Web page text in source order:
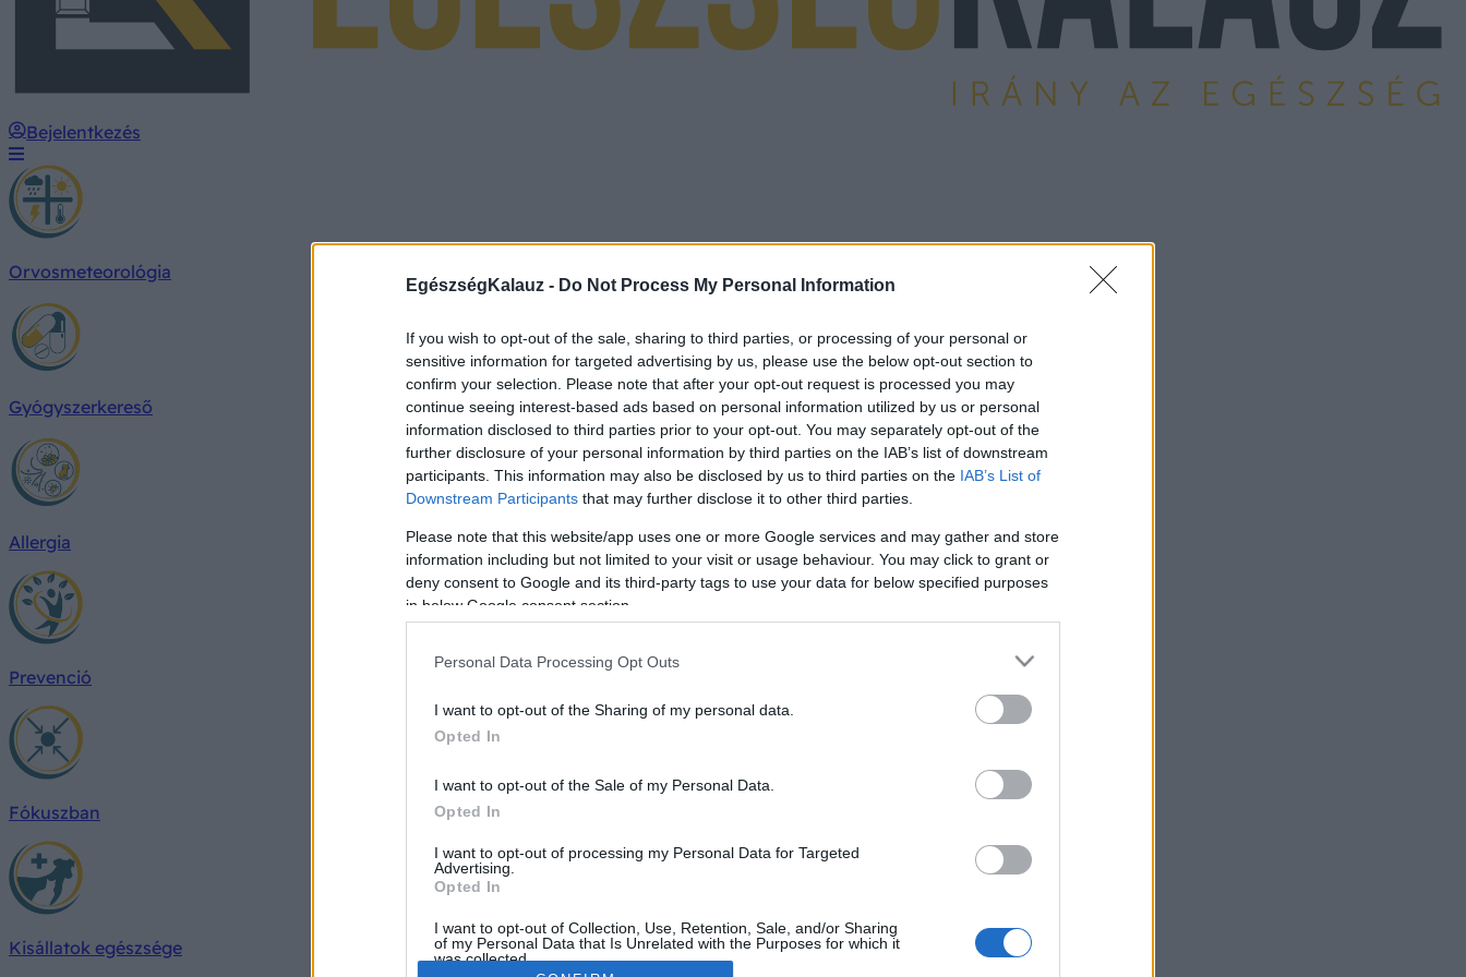
EgészségKalauz - Do Not Process My Personal Information
If you wish to opt-out of the sale, sharing to third parties, or processing of your personal or
sensitive information for targeted advertising by us, please use the below opt-out section to
confirm your selection. Please note that after your opt-out request is processed you may
continue seeing interest-based ads based on personal information utilized by us or personal
information disclosed to third parties prior to your opt-out. You may separately opt-out of the
further disclosure of your personal information by third parties on the IAB’s list of downstream
participants. This information may also be disclosed by us to third parties on the IAB’s List of
Downstream Participants that may further disclose it to other third parties.
Please note that this website/app uses one or more Google services and may gather and store
information including but not limited to your visit or usage behaviour. You may click to grant or
deny consent to Google and its third-party tags to use your data for below specified purposes
in below Google consent section.
Personal Data Processing Opt Outs
I want to opt-out of the Sharing of my personal data.
Opted In
I want to opt-out of the Sale of my Personal Data.
Opted In
I want to opt-out of processing my Personal Data for Targeted
Advertising.
Opted In
I want to opt-out of Collection, Use, Retention, Sale, and/or Sharing
of my Personal Data that Is Unrelated with the Purposes for which it
was collected.
Bejelentkezés
Orvosmeteorológia
Gyógyszerkereső
Allergia
Prevenció
Fókuszban
Kisállatok egészsége